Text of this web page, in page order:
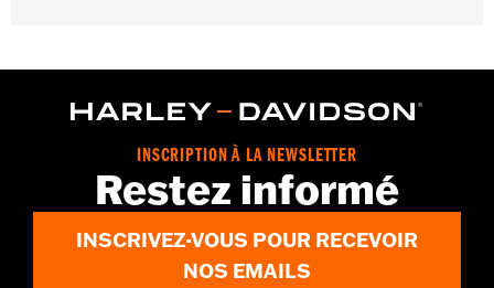
Dans la boîte:1 aérosol
INSCRIPTION À LA NEWSLETTER
Restez informé
INSCRIVEZ-VOUS POUR RECEVOIR
NOS EMAILS